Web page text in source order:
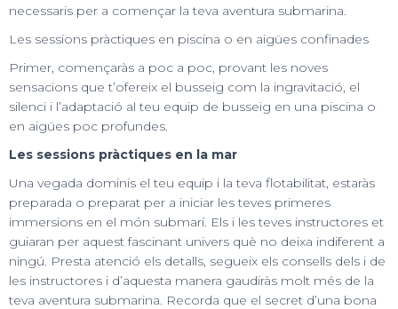
necessaris per a començar la teva aventura submarina.
Les sessions pràctiques en piscina o en aigües confinades
Primer, començaràs a poc a poc, provant les noves
sensacions que t’ofereix el busseig com la ingravitació, el
silenci i l’adaptació al teu equip de busseig en una piscina o
en aigües poc profundes.
Les sessions pràctiques en la mar
Una vegada dominis el teu equip i la teva flotabilitat, estaràs
preparada o preparat per a iniciar les teves primeres
immersions en el món submarí. Els i les teves instructores et
guiaran per aquest fascinant univers què no deixa indiferent a
ningú. Presta atenció els detalls, segueix els consells dels i de
les instructores i d’aquesta manera gaudiràs molt més de la
teva aventura submarina. Recorda que el secret d’una bona